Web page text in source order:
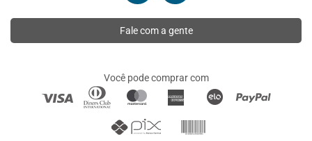
Fale com a gente
Você pode comprar com